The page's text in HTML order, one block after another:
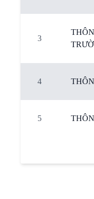
3
4
5